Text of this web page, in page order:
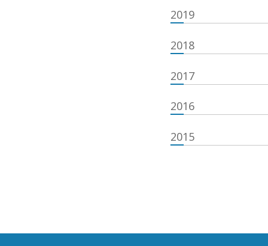
2019
2018
2017
2016
2015